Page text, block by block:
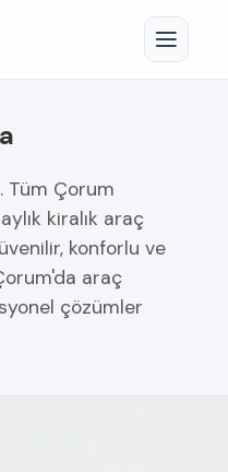
Tüm Çorum
kiralık araç
konforlu ve
araç
çözümler